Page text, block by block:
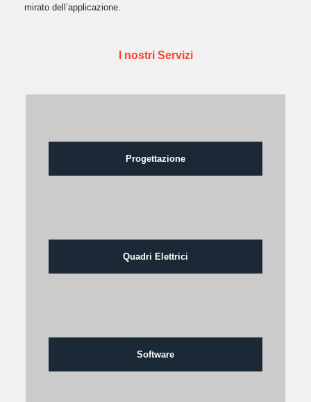
mirato dell’applicazione.
I nostri Servizi
Progettazione
Quadri Elettrici
Software